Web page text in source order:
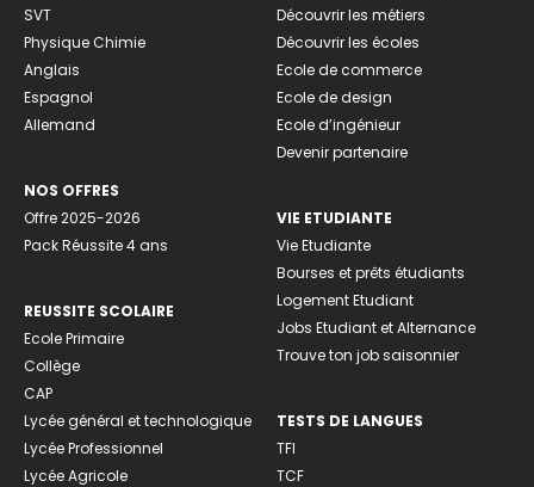
SVT
Physique Chimie
Anglais
Espagnol
Allemand
NOS OFFRES
Offre 2025-2026
Pack Réussite 4 ans
REUSSITE SCOLAIRE
Ecole Primaire
Collège
CAP
Lycée général et technologique
Lycée Professionnel
Lycée Agricole
Découvrir les métiers
Découvrir les écoles
Ecole de commerce
Ecole de design
Ecole d’ingénieur
Devenir partenaire
VIE ETUDIANTE
Vie Etudiante
Bourses et prêts étudiants
Logement Etudiant
Jobs Etudiant et Alternance
Trouve ton job saisonnier
TESTS DE LANGUES
TFI
TCF